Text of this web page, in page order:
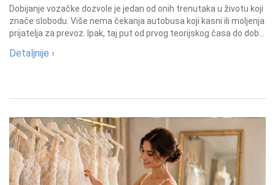
Dobijanje vozačke dozvole je jedan od onih trenutaka u životu koji
znače slobodu. Više nema čekanja autobusa koji kasni ili moljenja
prijatelja za prevoz. Ipak, taj put od prvog teorijskog časa do dob...
Detaljnije ›